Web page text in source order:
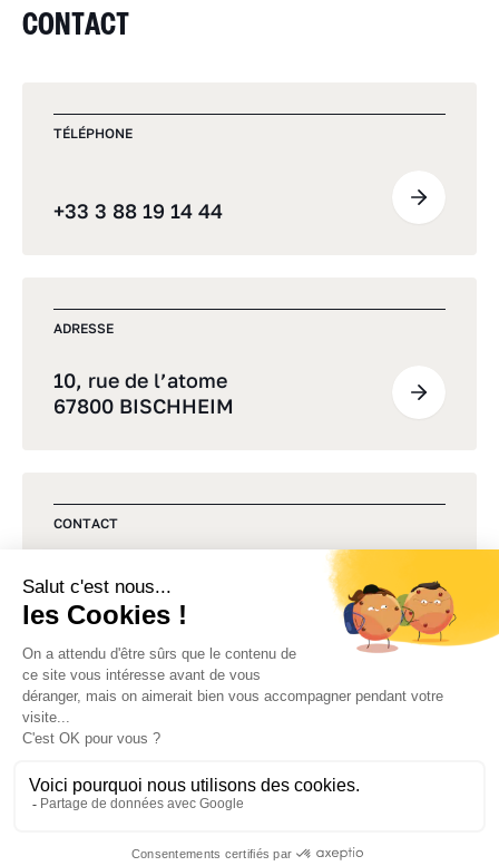
CONTACT
TÉLÉPHONE
+33 3 88 19 14 44
ADRESSE
10, rue de l’atome
67800 BISCHHEIM
CONTACT
Commençons par un premier
échange
Gestion des cookiesPlan du site